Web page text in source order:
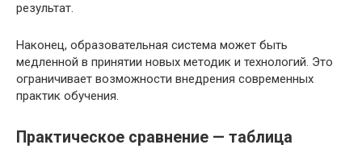
результат.
Наконец, образовательная система может быть
медленной в принятии новых методик и технологий. Это
ограничивает возможности внедрения современных
практик обучения.
Практическое сравнение — таблица